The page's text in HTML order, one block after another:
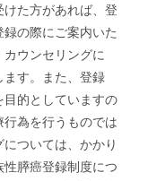
けた方があれば、登
の際にご案内いた
ウンセリングに
す。また、登録
的としていますの
為を行うものでは
ついては、かかり
膵癌登録制度につ